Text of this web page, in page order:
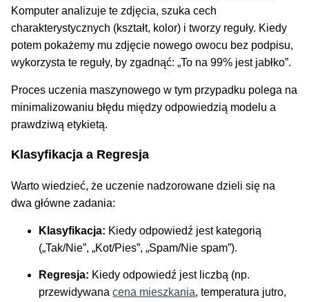
Komputer analizuje te zdjęcia, szuka cech
charakterystycznych (kształt, kolor) i tworzy reguły. Kiedy
potem pokażemy mu zdjęcie nowego owocu bez podpisu,
wykorzysta te reguły, by zgadnąć: „To na 99% jest jabłko”.
Proces uczenia maszynowego w tym przypadku polega na
minimalizowaniu błędu między odpowiedzią modelu a
prawdziwą etykietą.
Klasyfikacja a Regresja
Warto wiedzieć, że uczenie nadzorowane dzieli się na
dwa główne zadania:
Klasyfikacja: Kiedy odpowiedź jest kategorią
(„Tak/Nie”, „Kot/Pies”, „Spam/Nie spam”).
Regresja: Kiedy odpowiedź jest liczbą (np.
przewidywanacena mieszkania, temperatura jutro,